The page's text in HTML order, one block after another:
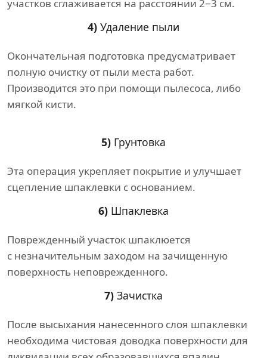
участков сглаживается на расстоянии 2−3 см.
4) Удаление пыли
Окончательная подготовка предусматривает
полную очистку от пыли места работ.
Производится это при помощи пылесоса, либо
мягкой кисти.
5) Грунтовка
Эта операция укрепляет покрытие и улучшает
сцепление шпаклевки с основанием.
6) Шпаклевка
Поврежденный участок шпаклюется
с незначительным заходом на зачищенную
поверхность неповрежденного.
7) Зачистка
После высыхания нанесенного слоя шпаклевки
необходима чистовая доводка поверхности для